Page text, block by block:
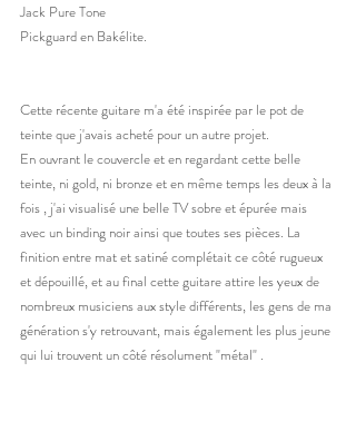
Jack Pure Tone
Pickguard en Bakélite.
Cette récente guitare m'a été inspirée par le pot de
teinte que j'avais acheté pour un autre projet.
En ouvrant le couvercle et en regardant cette belle
teinte, ni gold, ni bronze et en même temps les deux à la
fois , j'ai visualisé une belle TV sobre et épurée mais
avec un binding noir ainsi que toutes ses pièces. La
finition entre mat et satiné complétait ce côté rugueux
et dépouillé, et au final cette guitare attire les yeux de
nombreux musiciens aux style différents, les gens de ma
génération s'y retrouvant, mais également les plus jeune
qui lui trouvent un côté résolument "métal" .